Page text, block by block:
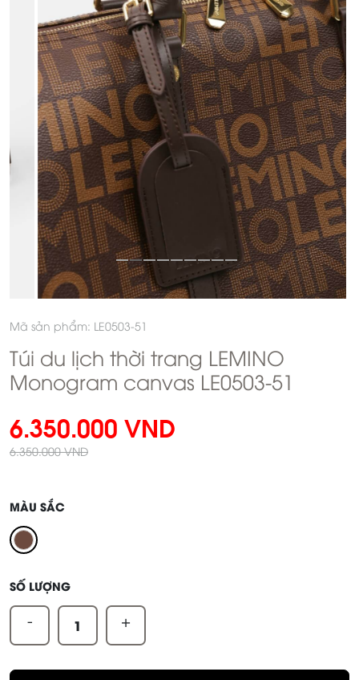
Mã sản phẩm: LE0503-51
Túi du lịch thời trang LEMINO
Monogram canvas LE0503-51
6.350.000 VND
6.350.000 VND
MÀU SẮC
SỐ LƯỢNG
- +